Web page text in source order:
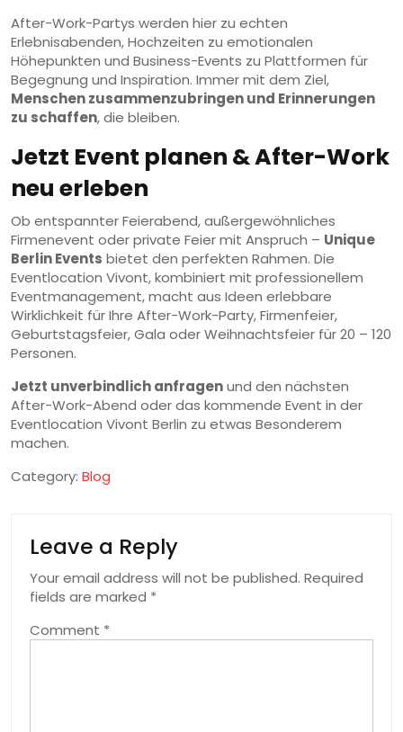
After-Work-Partys werden hier zu echten
Erlebnisabenden, Hochzeiten zu emotionalen
Höhepunkten und Business-Events zu Plattformen für
Begegnung und Inspiration. Immer mit dem Ziel,
Menschen zusammenzubringen und Erinnerungen
zu schaffen, die bleiben.
Jetzt Event planen & After-Work
neu erleben
Ob entspannter Feierabend, außergewöhnliches
Firmenevent oder private Feier mit Anspruch – Unique
Berlin Events bietet den perfekten Rahmen. Die
Eventlocation Vivont, kombiniert mit professionellem
Eventmanagement, macht aus Ideen erlebbare
Wirklichkeit für Ihre After-Work-Party, Firmenfeier,
Geburtstagsfeier, Gala oder Weihnachtsfeier für 20 – 120
Personen.
Jetzt unverbindlich anfragenund den nächsten
After-Work-Abend oder das kommende Event in der
Eventlocation Vivont Berlin zu etwas Besonderem
machen.
Category: Blog
Leave a Reply
Your email address will not be published. Required
fields are marked *
Comment *